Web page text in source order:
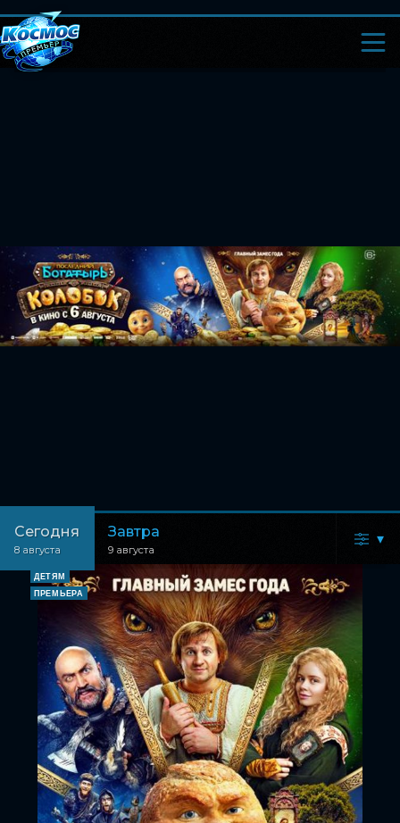
Сегодня
8 августа
Завтра
9 августа
▾
ДЕТЯМ
ПРЕМЬЕРА